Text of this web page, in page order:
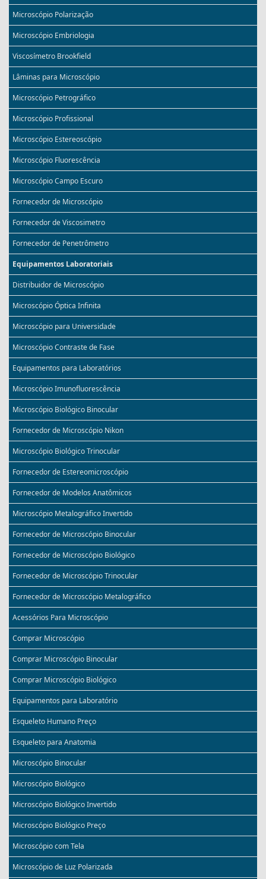
Microscópio Polarização
Microscópio Embriologia
Viscosímetro Brookfield
Lâminas para Microscópio
Microscópio Petrográfico
Microscópio Profissional
Microscópio Estereoscópio
Microscópio Fluorescência
Microscópio Campo Escuro
Fornecedor de Microscópio
Fornecedor de Viscosimetro
Fornecedor de Penetrômetro
Equipamentos Laboratoriais
Distribuidor de Microscópio
Microscópio Óptica Infinita
Microscópio para Universidade
Microscópio Contraste de Fase
Equipamentos para Laboratórios
Microscópio Imunofluorescência
Microscópio Biológico Binocular
Fornecedor de Microscópio Nikon
Microscópio Biológico Trinocular
Fornecedor de Estereomicroscópio
Fornecedor de Modelos Anatômicos
Microscópio Metalográfico Invertido
Fornecedor de Microscópio Binocular
Fornecedor de Microscópio Biológico
Fornecedor de Microscópio Trinocular
Fornecedor de Microscópio Metalográfico
Acessórios Para Microscópio
Comprar Microscópio
Comprar Microscópio Binocular
Comprar Microscópio Biológico
Equipamentos para Laboratório
Esqueleto Humano Preço
Esqueleto para Anatomia
Microscópio Binocular
Microscópio Biológico
Microscópio Biológico Invertido
Microscópio Biológico Preço
Microscópio com Tela
Microscópio de Luz Polarizada